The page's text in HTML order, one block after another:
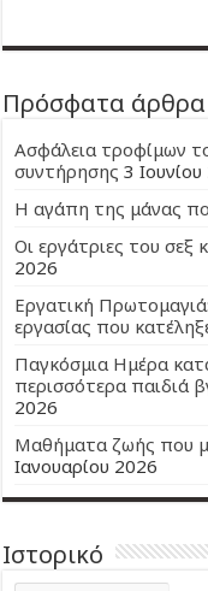
Πρόσφατα άρθρα
Ασφάλεια τροφίμων
συντήρησης 3
Η αγάπη της μάνας
Οι εργάτριες του
2026
Εργατική
εργασίας που
Παγκόσμια Ημέρα
περισσότερα παιδιά
2026
Μαθήματα ζωής που
Ιανουαρίου 2026
Ιστορικό